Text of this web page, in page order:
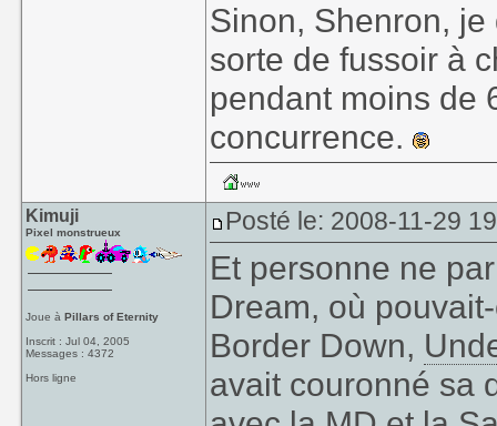
Sinon, Shenron,
sorte de fussoir à
pendant moins de
concurrence.
Kimuji
Pixel monstrueux
Joue àPillars of Eternity
Inscrit : Jul 04, 2005
Messages : 4372
Hors ligne
Posté le: 2008-11-29
Et personne ne
Dream, où
Border Down,
avait couronné sa